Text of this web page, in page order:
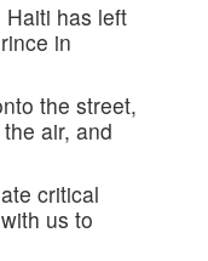
has left
in
the street,
air, and
critical
us to